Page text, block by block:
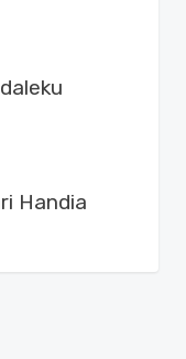
Handia